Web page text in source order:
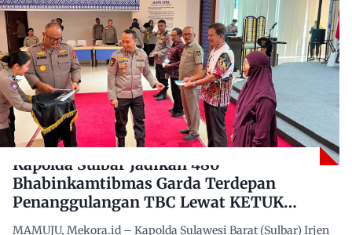
Kapolda Sulbar Jadikan 480
Bhabinkamtibmas Garda Terdepan
Penanggulangan TBC Lewat KETUK
DOORS di 650 Desa
MAMUJU, Mekora.id – Kapolda Sulawesi Barat (Sulbar) Irjen